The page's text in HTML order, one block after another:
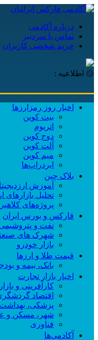
درباره آکادمی
تماس با سردبیر
حریم شخصی کاربران
۞ اطلاعیه :
اخبار روز رمزارزها
بیت کوین
اتریوم
دوج کوین
آلت کوین
میم کوین‌
ایردراپ‌ها
بلاک چین
آموزش
تحلیل بازارهای
پروژه‌های
فارکس و بورس ایران
نفت و
شهرک های
بازار خودرو
قیمت طلا و ارزها
بانک، بیمه و
اخبار بازار تجارت
کارآفرینی و
اقتصاد
پزشکی، بهداشت
شهر، مسکن و
فناوری
آکادمی‌ها